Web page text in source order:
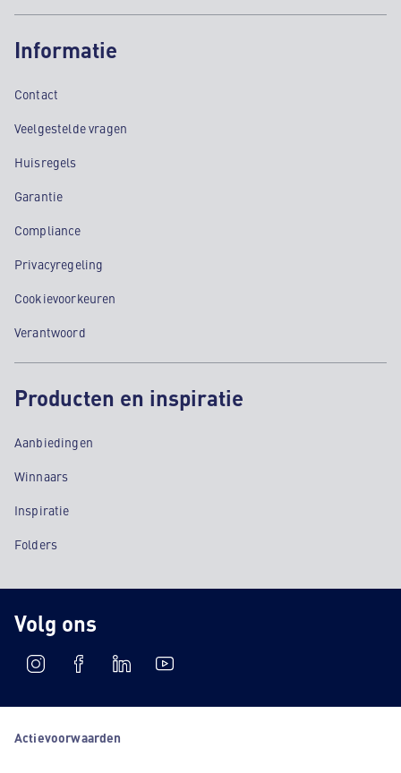
Informatie
Contact
Veelgestelde vragen
Huisregels
Garantie
Compliance
Privacyregeling
Cookievoorkeuren
Verantwoord
Producten en inspiratie
Aanbiedingen
Winnaars
Inspiratie
Folders
Volg ons
Actievoorwaarden